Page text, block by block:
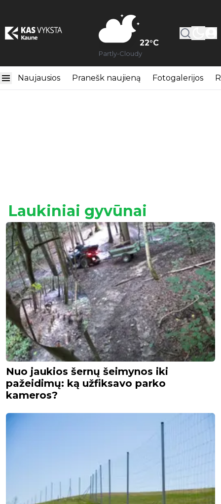
22°C
Partly-Cloudy
Naujausios Pranešk naujieną Fotogalerijos
Laukiniai gyvūnai
Nuo jaukios šernų šeimynos iki
pažeidimų: ką užfiksavo parko
kameros?